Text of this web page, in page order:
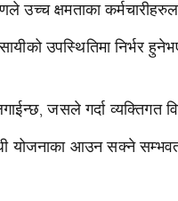
उच्च क्षमताका
उपस्थितिमा निर्भर
जसले गर्दा व्यक्तिगत
योजनाका आउन सक्ने